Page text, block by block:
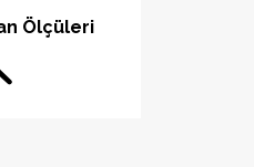
Ölçüleri